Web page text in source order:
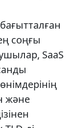
соңғы
SaaS
және